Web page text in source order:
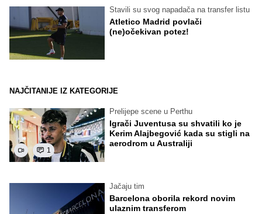
Stavili su svog napadača na transfer listu
Atletico Madrid povlači
(ne)očekivan potez!
NAJČITANIJE IZ KATEGORIJE
1
Prelijepe scene u Perthu
Igrači Juventusa su shvatili ko je
Kerim Alajbegović kada su stigli na
aerodrom u Australiji
Jačaju tim
Barcelona oborila rekord novim
ulaznim transferom